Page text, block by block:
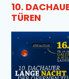
10.
TÜREN